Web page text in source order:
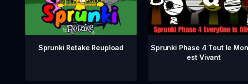
Sprunki Retake Reupload
Sprunki Phase 4 Tout le
est Vivant